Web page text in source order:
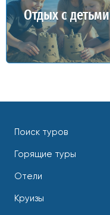
Отдых с детьми
Поиск туров
Горящие туры
Отели
Круизы